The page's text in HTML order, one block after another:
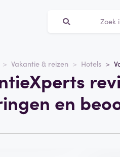
Vakantie & reizen Hotels
en
reizen